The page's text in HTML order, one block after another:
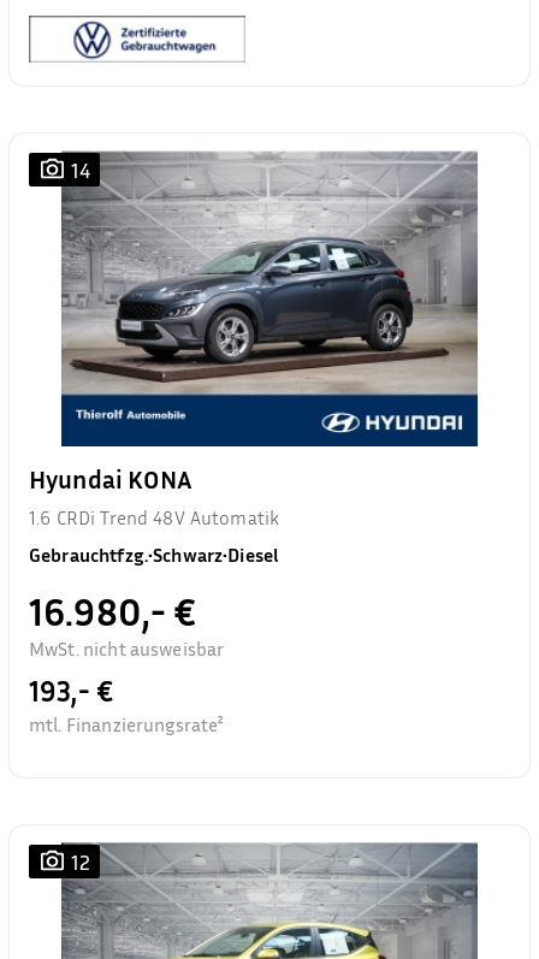
14
Hyundai KONA
1.6 CRDi Trend 48V Automatik
Gebrauchtfzg.•Schwarz•Diesel
16.980,- €
MwSt. nicht ausweisbar
193,- €
mtl. Finanzierungsrate²
12